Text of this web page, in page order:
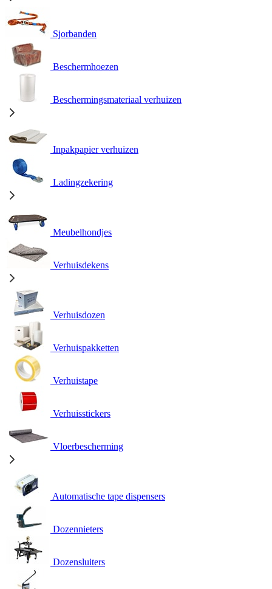
Sjorbanden
Beschermhoezen
Beschermingsmateriaal verhuizen
Inpakpapier verhuizen
Ladingzekering
Meubelhondjes
Verhuisdekens
Verhuisdozen
Verhuispakketten
Verhuistape
Verhuisstickers
Vloerbescherming
Automatische tape dispensers
Dozennieters
Dozensluiters